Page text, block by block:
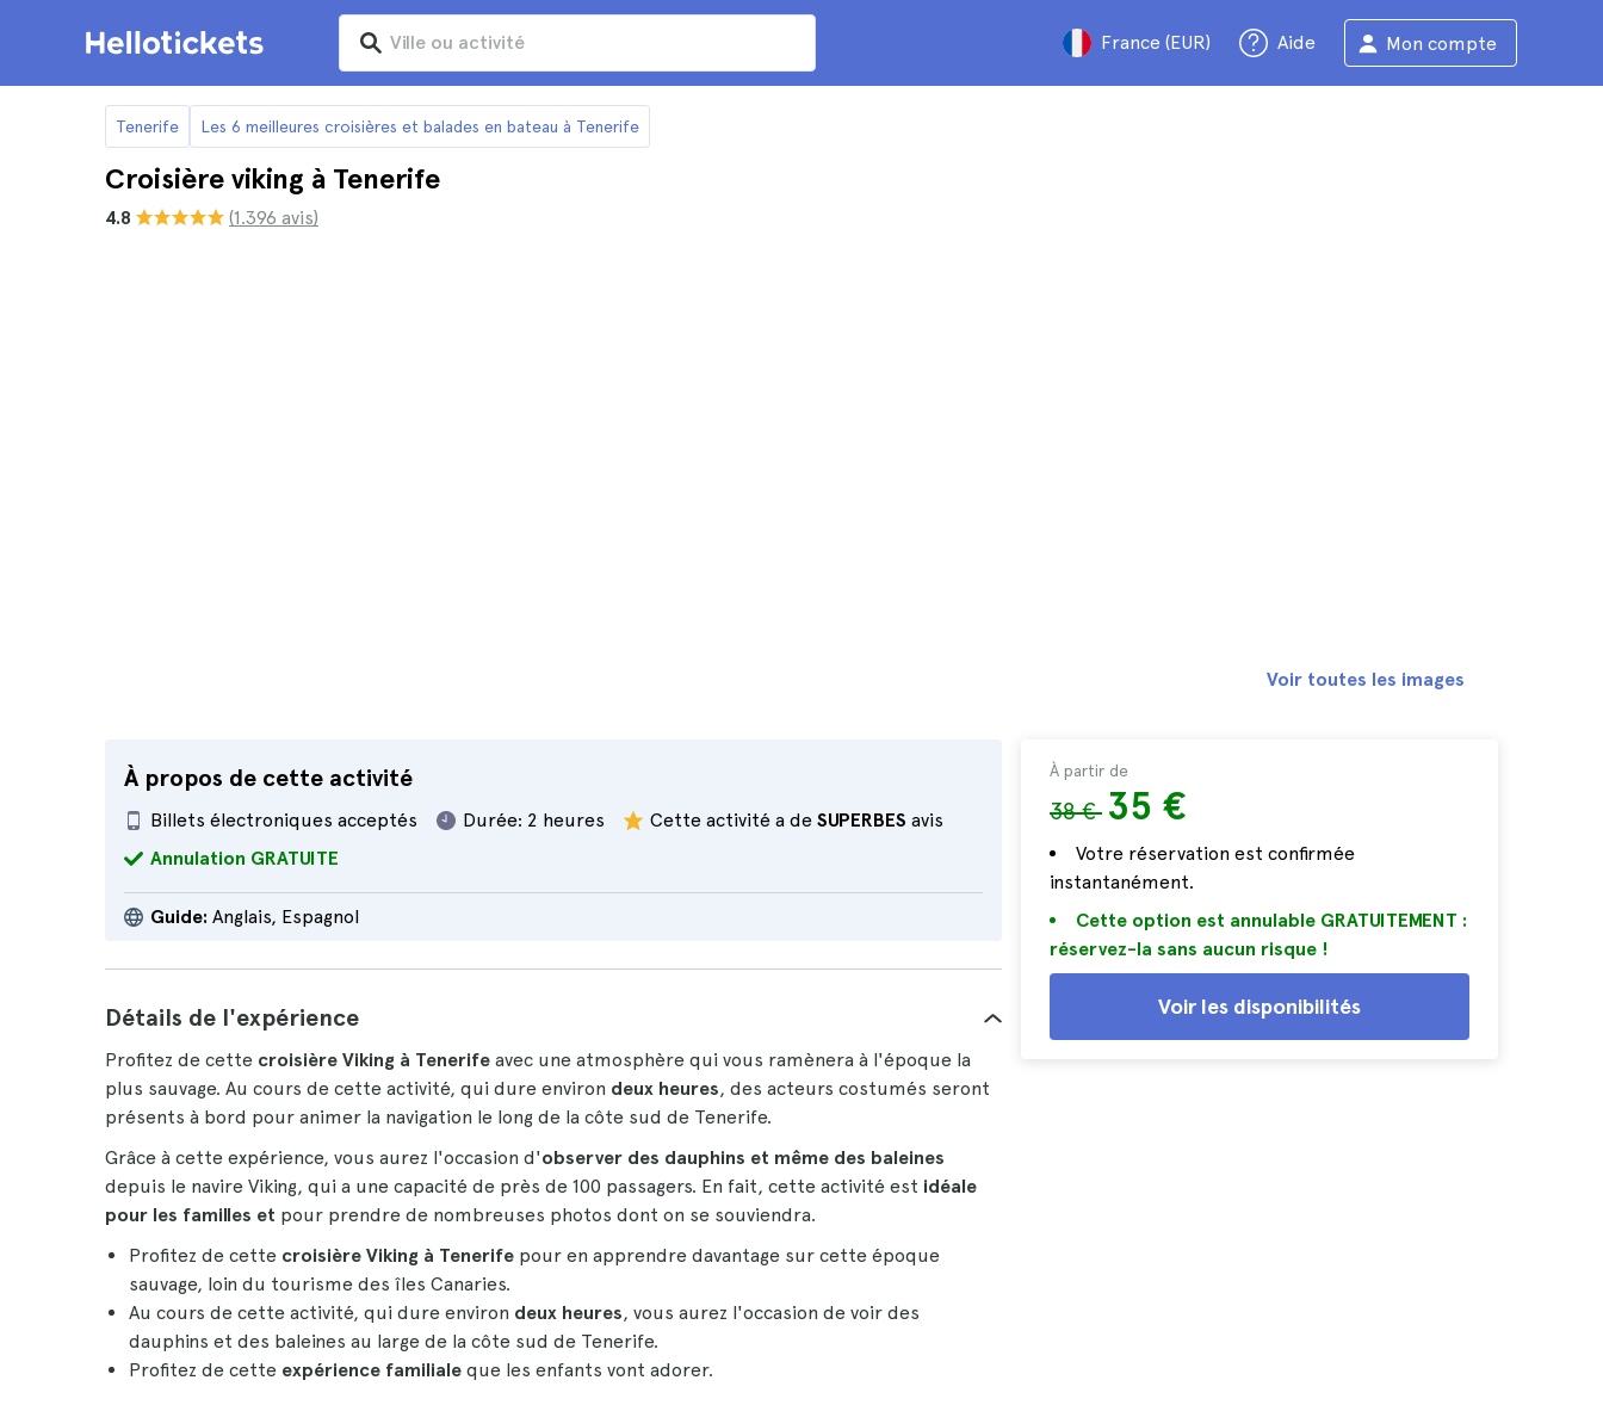
France (EUR) Aide Mon compte
Tenerife Les 6 meilleures croisières et balades en bateau à Tenerife
Croisière viking à Tenerife
4.8 (1.396 avis)
À propos de cette activité
Billets électroniques acceptés Durée: 2 heures Cette activité a de SUPERBES avis
Annulation GRATUITE
Guide: Anglais, Espagnol
À partir de
38 € 35 €
Votre réservation est confirmée
instantanément.
Cette option est annulable GRATUITEMENT :
réservez-la sans aucun risque !
Voir les disponibilités
Voir toutes les images
Détails de l'expérience
Profitez de cette croisière Viking à Tenerife avec une atmosphère qui vous ramènera à l'époque la
plus sauvage. Au cours de cette activité, qui dure environ deux heures, des acteurs costumés seront
présents à bord pour animer la navigation le long de la côte sud de Tenerife.
Grâce à cette expérience, vous aurez l'occasion d'observer des dauphins et même des baleines
depuis le navire Viking, qui a une capacité de près de 100 passagers. En fait, cette activité est idéale
pour les familles et pour prendre de nombreuses photos dont on se souviendra.
Profitez de cette croisière Viking à Tenerife pour en apprendre davantage sur cette époque
sauvage, loin du tourisme des îles Canaries.
Au cours de cette activité, qui dure environ deux heures, vous aurez l'occasion de voir des
dauphins et des baleines au large de la côte sud de Tenerife.
Profitez de cette expérience familiale que les enfants vont adorer.